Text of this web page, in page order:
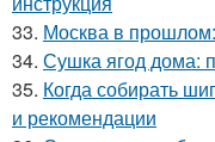
33. Москва в
34. Сушка ягод дома:
35. Когда собирать
и рекомендации